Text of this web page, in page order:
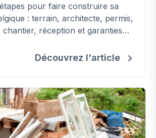
pour faire construire sa
: terrain, architecte, permis,
réception et garanties
Découvrez l'article